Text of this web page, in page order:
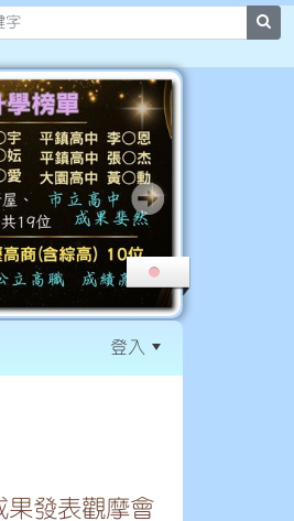
登入
果發表觀摩會